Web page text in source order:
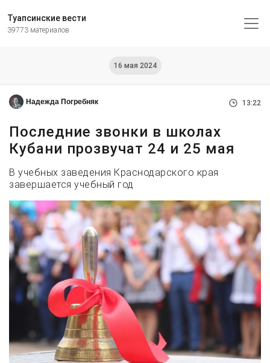
Туапсинские вести
39773 материалов
16 мая 2024
Надежда Погребняк 13:22
Последние звонки в школах
Кубани прозвучат 24 и 25 мая
В учебных заведения Краснодарского края
завершается учебный год